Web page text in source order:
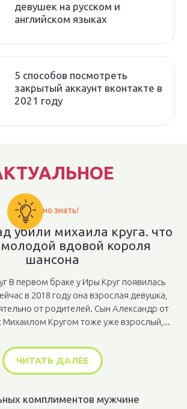
девушек на русском и
английском языках
5 способов посмотреть
закрытый аккаунт вконтакте в
2021 году
Важно знать!
убили михаила круга. что
молодой вдовой короля
шансона
В первом браке у Иры Круг появилась
в 2018 году она взрослая девушка,
от родителей. Сын Александр от
Михаилом Кругом тоже уже взрослый,...
ЧИТАТЬ ДАЛЕЕ
комплиментов мужчине